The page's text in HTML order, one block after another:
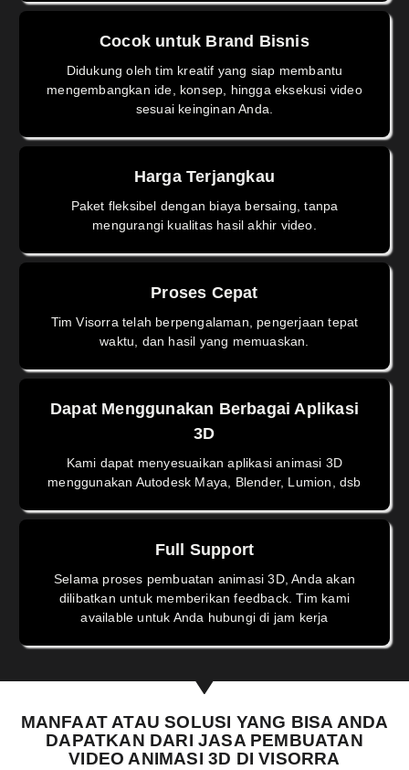
Cocok untuk Brand Bisnis
Didukung oleh tim kreatif yang siap membantu
mengembangkan ide, konsep, hingga eksekusi video
sesuai keinginan Anda.
Harga Terjangkau
Paket fleksibel dengan biaya bersaing, tanpa
mengurangi kualitas hasil akhir video.
Proses Cepat
Tim Visorra telah berpengalaman, pengerjaan tepat
waktu, dan hasil yang memuaskan.
Dapat Menggunakan Berbagai Aplikasi
3D
Kami dapat menyesuaikan aplikasi animasi 3D
menggunakan Autodesk Maya, Blender, Lumion, dsb
Full Support
Selama proses pembuatan animasi 3D, Anda akan
dilibatkan untuk memberikan feedback. Tim kami
available untuk Anda hubungi di jam kerja
MANFAAT ATAU SOLUSI YANG BISA ANDA
DAPATKAN DARI JASA PEMBUATAN
VIDEO ANIMASI 3D DI VISORRA